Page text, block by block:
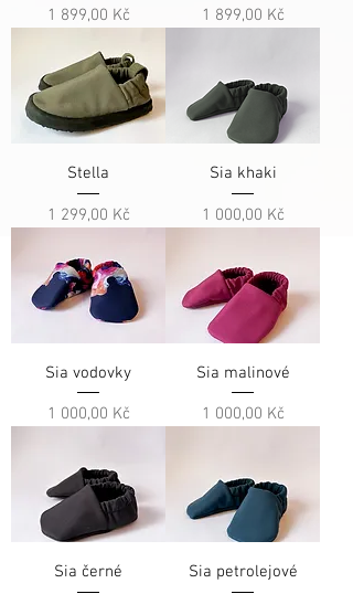
Cena
1 899,00 Kč Cena
1 899,00 Kč
Stella
Cena
1 299,00 Kč
Sia khaki
Cena
1 000,00 Kč
Sia vodovky
Cena
1 000,00 Kč
Sia malinové
Cena
1 000,00 Kč
Sia černé Sia petrolejové